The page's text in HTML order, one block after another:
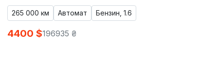
265 000 км Автомат Бензин, 1.6
4400 $196935 ₴